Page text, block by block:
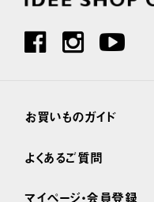
お買いものガイド
よくあるご質問
マイページ・会員登録